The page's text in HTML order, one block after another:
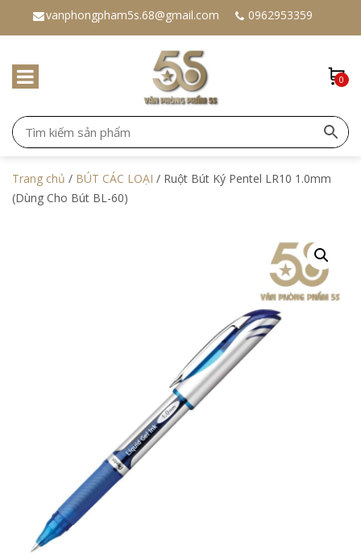
vanphongpham5s.68@gmail.com 0962953359
0
Trang chủ / BÚT CÁC LOẠI / Ruột Bút Ký Pentel LR10 1.0mm
(Dùng Cho Bút BL-60)